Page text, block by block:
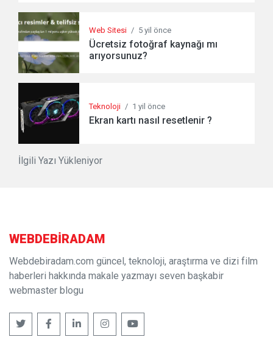
Web Sitesi / 5 yil önce
Ücretsiz fotoğraf kaynağı mı
arıyorsunuz?
Teknoloji / 1 yil önce
Ekran kartı nasıl resetlenir ?
İlgili Yazı Yükleniyor
WEBDEBIRADAM
Webdebiradam.com güncel, teknoloji, araştırma ve dizi film
haberleri hakkında makale yazmayı seven başkabir
webmaster blogu